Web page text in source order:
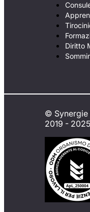
Diritto
© Synergie
2019 - 2025